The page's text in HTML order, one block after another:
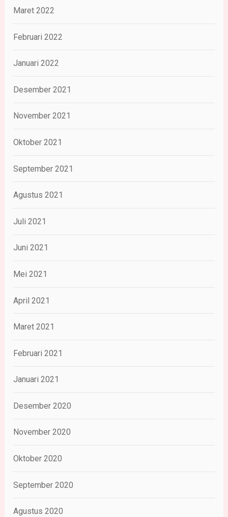
Maret 2022
Februari 2022
Januari 2022
Desember 2021
November 2021
Oktober 2021
September 2021
Agustus 2021
Juli 2021
Juni 2021
Mei 2021
April 2021
Maret 2021
Februari 2021
Januari 2021
Desember 2020
November 2020
Oktober 2020
September 2020
Agustus 2020